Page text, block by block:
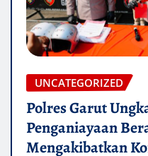
UNCATEGORIZED
Polres Garut
Penganiayaan
Mengakibatkan